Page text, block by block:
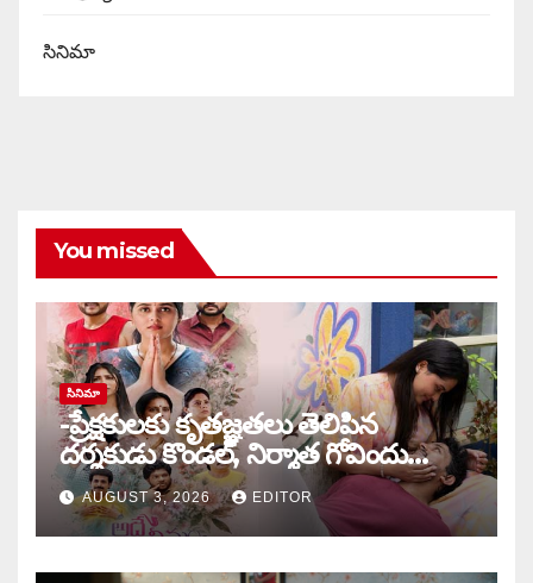
సినిమా
You missed
సినిమా
-ప్రేక్షకులకు కృతజ్ఞతలు తెలిపిన
దర్శకుడు కొండల్, నిర్మాత గోవిందు
కాండ్రేగుల
AUGUST 3, 2026 EDITOR